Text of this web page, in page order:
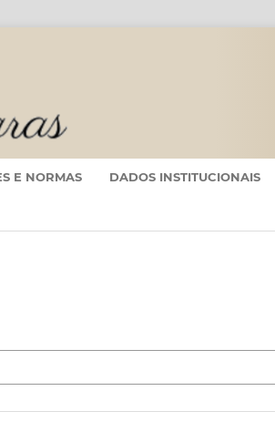
E NORMAS DADOS INSTITUCIONAIS